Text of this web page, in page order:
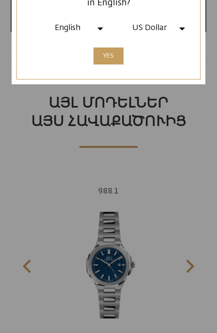
Արտադրված է
ԱՅԼ ՄՈԴԵԼՆԵՐ
ԱՅՍ ՀԱՎԱՔԱԾՈՒԻՑ
988.1
in English?
English US Dollar
YES